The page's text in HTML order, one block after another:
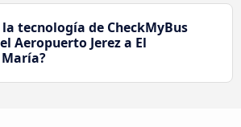
tecnología de CheckMyBus
Aeropuerto Jerez a El